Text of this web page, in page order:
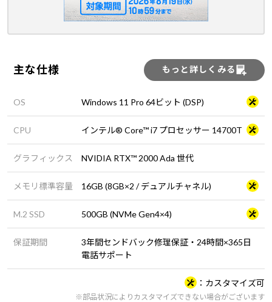
主な仕様 もっと詳しくみる
OS Windows 11 Pro 64ビット (DSP)
CPU インテル® Core™ i7 プロセッサー 14700T
グラフィックス NVIDIA RTX™ 2000 Ada 世代
メモリ標準容量 16GB (8GB×2 / デュアルチャネル)
M.2 SSD 500GB (NVMe Gen4×4)
保証期間
3年間センドバック修理保証・24時間×365日
電話サポート
カスタマイズ可
※部品状況によりカスタマイズできない場合がございます